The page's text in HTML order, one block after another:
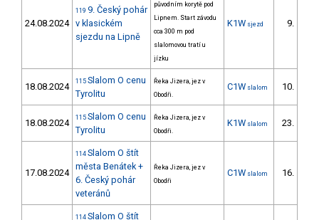
24.08.2024
119 9. Český pohár
v klasickém
sjezdu na Lipně
původním korytě pod
Lipnem. Start závodu
cca 300 m pod
slalomovou tratí u
jízku
K1W sjezd 9.
18.08.2024 115 Slalom O cenu
Tyrolitu
Řeka Jizera, jez v
Obodři.
C1W slalom 10.
18.08.2024 115 Slalom O cenu
Tyrolitu
Řeka Jizera, jez v
Obodři.
K1W slalom 23.
17.08.2024
114 Slalom O štít
města Benátek +
6. Český pohár
veteránů
Řeka Jizera, jez v
Obodři
C1W slalom 16.
114 Slalom O štít